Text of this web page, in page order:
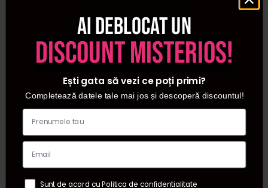
Ai deblocat un
discount misterios!
Ești gata să vezi ce poți primi?
Completează datele tale mai jos și descoperă discountul!
Sunt de acord cu Politica de confidentialitate